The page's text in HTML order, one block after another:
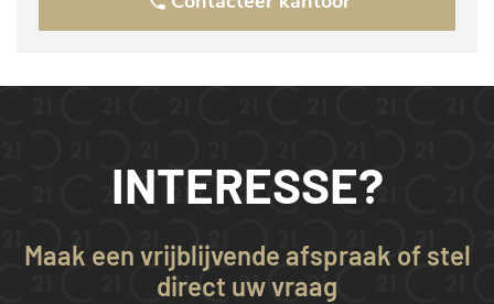
INTERESSE?
Maak een vrijblijvende afspraak of stel
direct uw vraag